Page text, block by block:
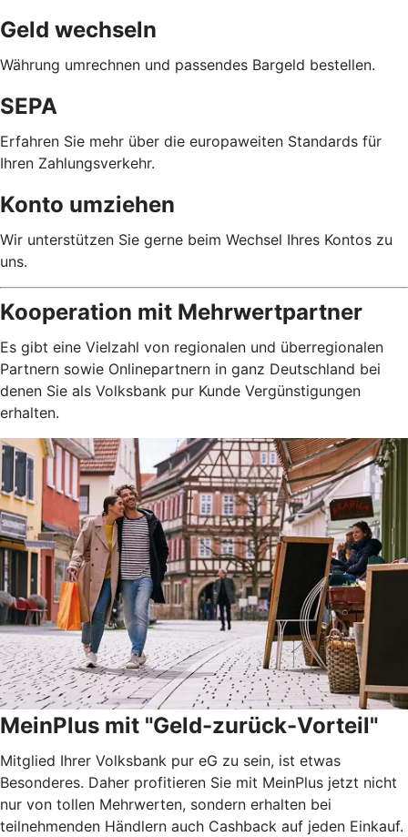
Geld wechseln
Währung umrechnen und passendes Bargeld bestellen.
SEPA
Erfahren Sie mehr über die europaweiten Standards für
Ihren Zahlungsverkehr.
Konto umziehen
Wir unterstützen Sie gerne beim Wechsel Ihres Kontos zu
uns.
Kooperation mit Mehrwertpartner
Es gibt eine Vielzahl von regionalen und überregionalen
Partnern sowie Onlinepartnern in ganz Deutschland bei
denen Sie als Volksbank pur Kunde Vergünstigungen
erhalten.
MeinPlus mit "Geld-zurück-Vorteil"
Mitglied Ihrer Volksbank pur eG zu sein, ist etwas
Besonderes. Daher profitieren Sie mit MeinPlus jetzt nicht
nur von tollen Mehrwerten, sondern erhalten bei
teilnehmenden Händlern auch Cashback auf jeden Einkauf.